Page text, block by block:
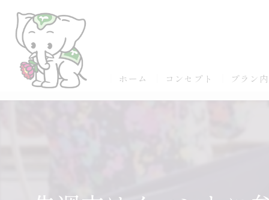
ホーム コンセプト プラン